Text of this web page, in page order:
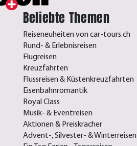
Beliebte Themen
Reiseneuheiten von car-tours.ch
Rund- & Erlebnisreisen
Flugreisen
Kreuzfahrten
Flussreisen & Küstenkreuzfahrten
Eisenbahnromantik
Royal Class
Musik- & Eventreisen
Aktionen & Preiskracher
Advent-, Silvester- & Winterreisen